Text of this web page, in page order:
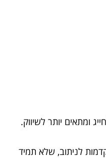
ומתאים יותר לשיווק.
לניתוב, שלא תמיד